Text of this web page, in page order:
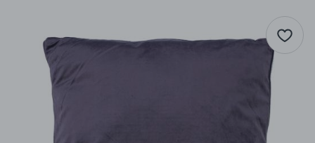
TV, audio i foto
VRT I ALATI
Klik supermarket